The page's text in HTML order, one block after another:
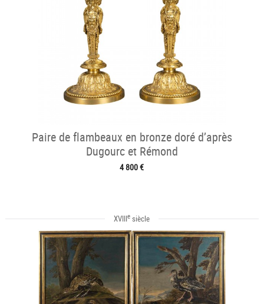
Paire de flambeaux en bronze doré d’après
Dugourc et Rémond
4 800 €
XVIIIe siècle